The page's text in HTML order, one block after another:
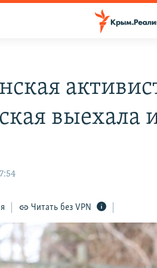
выехала
Читать без VPN